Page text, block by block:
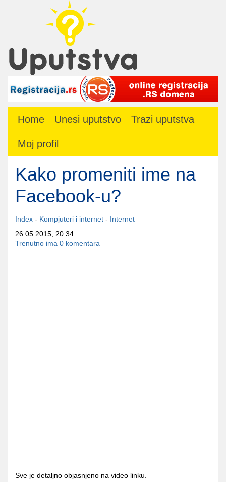
Home Unesi uputstvo Trazi uputstva
Moj profil
Kako promeniti ime na
Facebook-u?
Index - Kompjuteri i internet - Internet
26.05.2015, 20:34
Trenutno ima 0 komentara
Sve je detaljno objasnjeno na video linku.